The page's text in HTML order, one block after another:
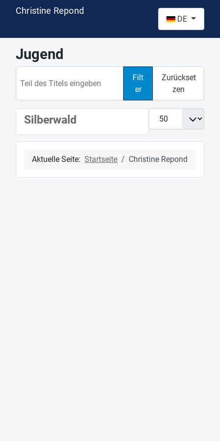
Christine Repond
DE
Jugend
Filt
er
Zurückset
zen
Anzeige #
Silberwald
Aktuelle Seite: Startseite Christine Repond